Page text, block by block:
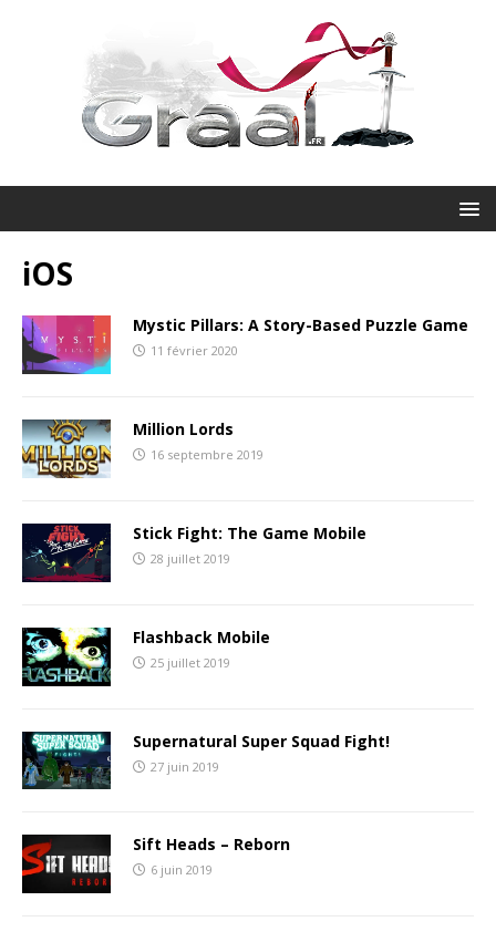
iOS
Mystic Pillars: A Story-Based Puzzle Game
11 février 2020
Million Lords
16 septembre 2019
Stick Fight: The Game Mobile
28 juillet 2019
Flashback Mobile
25 juillet 2019
Supernatural Super Squad Fight!
27 juin 2019
Sift Heads – Reborn
6 juin 2019